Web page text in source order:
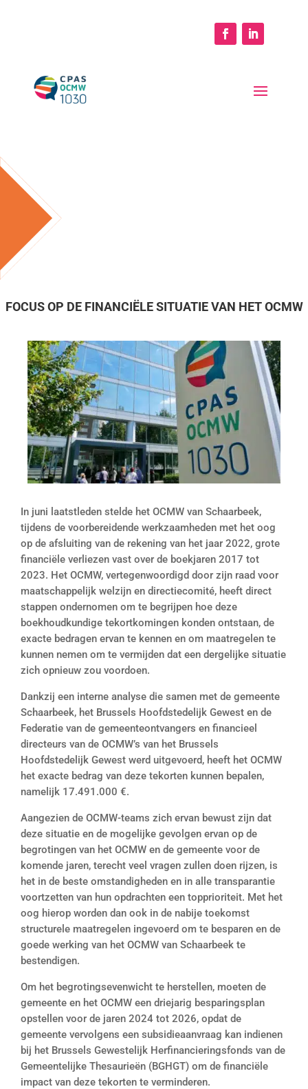
FOCUS OP DE FINANCIËLE SITUATIE VAN HET OCMW
In juni laatstleden stelde het OCMW van Schaarbeek,
tijdens de voorbereidende werkzaamheden met het oog
op de afsluiting van de rekening van het jaar 2022, grote
financiële verliezen vast over de boekjaren 2017 tot
2023. Het OCMW, vertegenwoordigd door zijn raad voor
maatschappelijk welzijn en directiecomité, heeft direct
stappen ondernomen om te begrijpen hoe deze
boekhoudkundige tekortkomingen konden ontstaan, de
exacte bedragen ervan te kennen en om maatregelen te
kunnen nemen om te vermijden dat een dergelijke situatie
zich opnieuw zou voordoen.
Dankzij een interne analyse die samen met de gemeente
Schaarbeek, het Brussels Hoofdstedelijk Gewest en de
Federatie van de gemeenteontvangers en financieel
directeurs van de OCMW’s van het Brussels
Hoofdstedelijk Gewest werd uitgevoerd, heeft het OCMW
het exacte bedrag van deze tekorten kunnen bepalen,
namelijk 17.491.000 €.
Aangezien de OCMW-teams zich ervan bewust zijn dat
deze situatie en de mogelijke gevolgen ervan op de
begrotingen van het OCMW en de gemeente voor de
komende jaren, terecht veel vragen zullen doen rijzen, is
het in de beste omstandigheden en in alle transparantie
voortzetten van hun opdrachten een topprioriteit. Met het
oog hierop worden dan ook in de nabije toekomst
structurele maatregelen ingevoerd om te besparen en de
goede werking van het OCMW van Schaarbeek te
bestendigen.
Om het begrotingsevenwicht te herstellen, moeten de
gemeente en het OCMW een driejarig besparingsplan
opstellen voor de jaren 2024 tot 2026, opdat de
gemeente vervolgens een subsidieaanvraag kan indienen
bij het Brussels Gewestelijk Herfinancieringsfonds van de
Gemeentelijke Thesaurieën (BGHGT) om de financiële
impact van deze tekorten te verminderen.